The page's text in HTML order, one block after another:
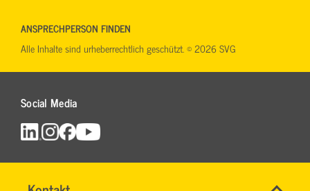
Name*
Maut
Social Media
ANSPRECHPERSON FINDEN
Alle Inhalte sind urheberrechtlich geschützt. © 2026 SVG